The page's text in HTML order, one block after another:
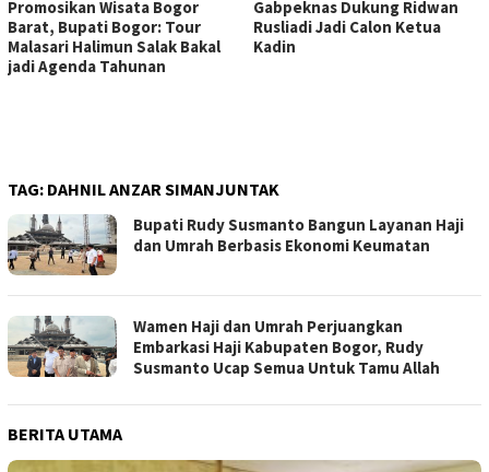
Promosikan Wisata Bogor
Barat, Bupati Bogor: Tour
Malasari Halimun Salak Bakal
jadi Agenda Tahunan
Gabpeknas Dukung Ridwan
Rusliadi Jadi Calon Ketua
Kadin
TAG: DAHNIL ANZAR SIMANJUNTAK
Bupati Rudy Susmanto Bangun Layanan Haji
dan Umrah Berbasis Ekonomi Keumatan
Wamen Haji dan Umrah Perjuangkan
Embarkasi Haji Kabupaten Bogor, Rudy
Susmanto Ucap Semua Untuk Tamu Allah
BERITA UTAMA